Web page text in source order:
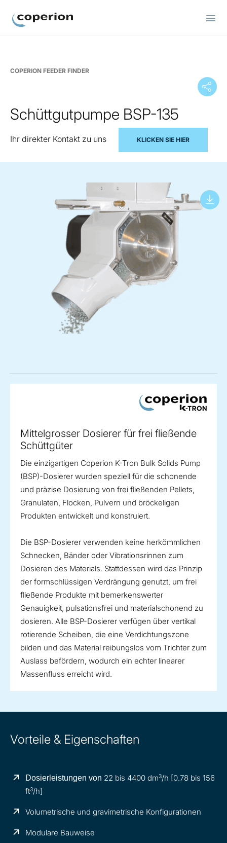
COPERION FEEDER FINDER
Schüttgutpumpe BSP-135
Ihr direkter Kontakt zu uns KLICKEN SIE HIER
Mittelgrosser Dosierer für frei fließende
Schüttgüter
Die einzigartigen Coperion K-Tron Bulk Solids Pump
(BSP)-Dosierer wurden speziell für die schonende
und präzise Dosierung von frei fließenden Pellets,
Granulaten, Flocken, Pulvern und bröckeligen
Produkten entwickelt und konstruiert.
Die BSP-Dosierer verwenden keine herkömmlichen
Schnecken, Bänder oder Vibrationsrinnen zum
Dosieren des Materials. Stattdessen wird das Prinzip
der formschlüssigen Verdrängung genutzt, um frei
fließende Produkte mit bemerkenswerter
Genauigkeit, pulsationsfrei und materialschonend zu
dosieren. Alle BSP-Dosierer verfügen über vertikal
rotierende Scheiben, die eine Verdichtungszone
bilden und das Material reibungslos vom Trichter zum
Auslass befördern, wodurch ein echter linearer
Massenfluss erreicht wird.
Vorteile & Eigenschaften
Dosierleistungen von 22 bis 4400 dm3/h [0.78 bis 156
ft3/h]
Volumetrische und gravimetrische Konfigurationen
Modulare Bauweise